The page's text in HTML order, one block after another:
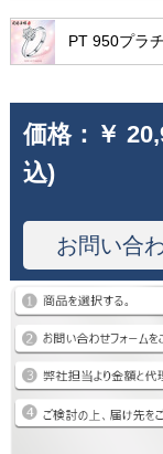
PT 950プラ
価格： ￥
込)
お問い合